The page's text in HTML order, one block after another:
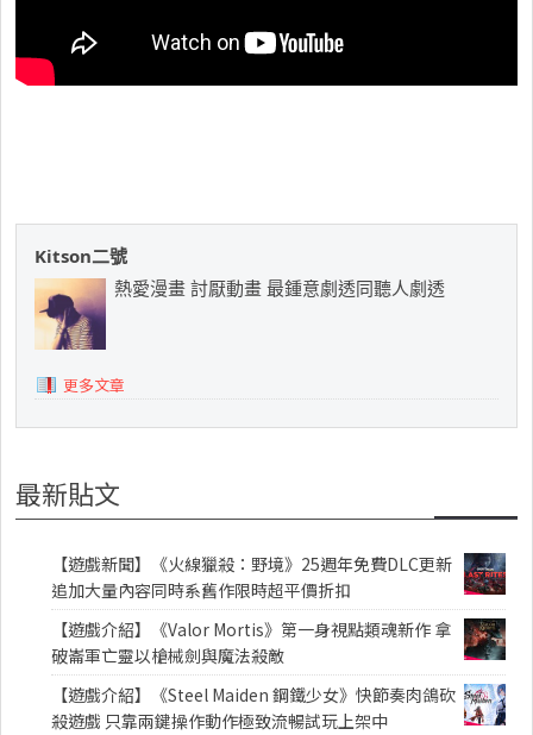
Kitson二號
熱愛漫畫 討厭動畫 最鍾意劇透同聽人劇透
更多文章
最新貼文
【遊戲新聞】《火線獵殺：野境》25週年免費DLC更新
追加大量內容同時系舊作限時超平價折扣
【遊戲介紹】《Valor Mortis》第一身視點類魂新作 拿
破崙軍亡靈以槍械劍與魔法殺敵
【遊戲介紹】《Steel Maiden 鋼鐵少女》快節奏肉鴿砍
殺遊戲 只靠兩鍵操作動作極致流暢試玩上架中